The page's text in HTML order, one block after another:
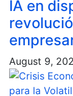
IA en
August 9,